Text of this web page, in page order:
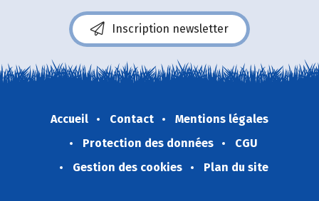
Inscription newsletter
Accueil Contact
Mentions légales
Protection des données
CGU
Gestion des cookies
Plan du site